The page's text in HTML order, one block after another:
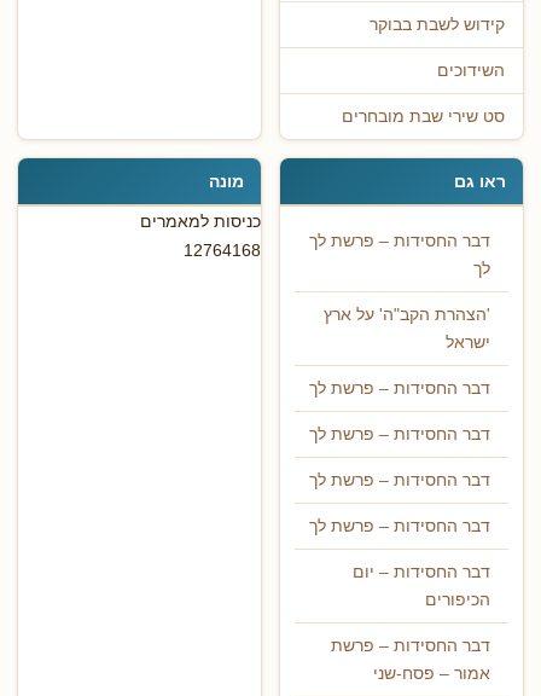
קידוש לשבת בבוקר
השידוכים
סט שירי שבת מובחרים
ראו גם
דבר החסידות – פרשת לך
לך
'הצהרת הקב"ה' על ארץ
ישראל
דבר החסידות – פרשת לך
דבר החסידות – פרשת לך
דבר החסידות – פרשת לך
דבר החסידות – פרשת לך
דבר החסידות – יום
הכיפורים
דבר החסידות – פרשת
אמור – פסח-שני
מונה
כניסות למאמרים
12764168